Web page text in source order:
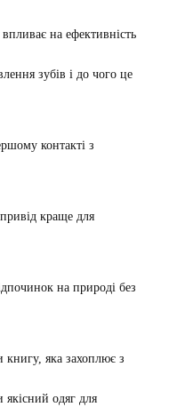
на ефективність
зубів і до чого це
контакті з
краще для
на природі без
яка захоплює з
одяг для